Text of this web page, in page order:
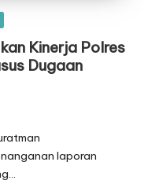
Kinerja Polres
Dugaan
laporan